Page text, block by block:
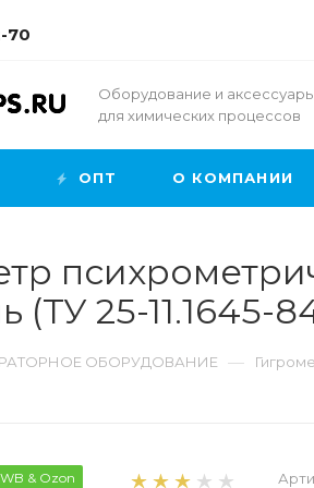
70
Оборудование и
для химических процессов
ОПТ О КОМПАНИИ
(ТУ 25-11.1645-
ОБОРУДОВАНИЕ —
& Ozon